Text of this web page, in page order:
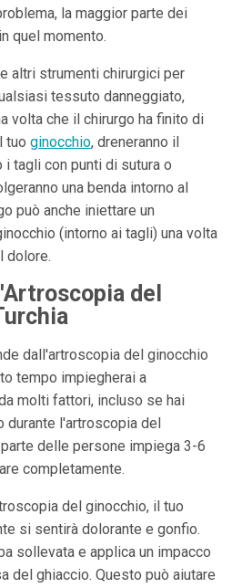
la maggior parte dei
quel momento.
altri strumenti chirurgici per
tessuto danneggiato,
volta che il chirurgo ha finito di
tuo ginocchio, dreneranno il
i tagli con punti di sutura o
una benda intorno al
può anche iniettare un
(intorno ai tagli) una volta
dolore.
del
dall'artroscopia del ginocchio
tempo impiegherai a
molti fattori, incluso se hai
durante l'artroscopia del
delle persone impiega 3-6
completamente.
del ginocchio, il tuo
si sentirà dolorante e gonfio.
sollevata e applica un impacco
del ghiaccio. Questo può aiutare